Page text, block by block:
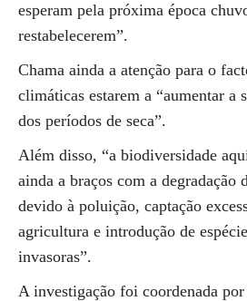
esperam pela próxima época
restabelecerem”.
Chama ainda a atenção para o
climáticas estarem a “aumentar a
dos períodos de seca”.
Além disso, “a biodiversidade
ainda a braços com a degradação
devido à poluição, captação
agricultura e introdução de
invasoras”.
A investigação foi coordenada